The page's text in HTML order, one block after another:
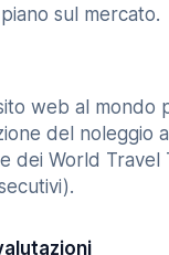
sul mercato.
web al mondo
del noleggio
dei World Travel